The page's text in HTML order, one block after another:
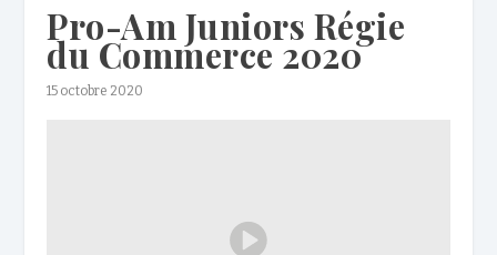
Pro-Am Juniors Régie
du Commerce 2020
15 octobre 2020